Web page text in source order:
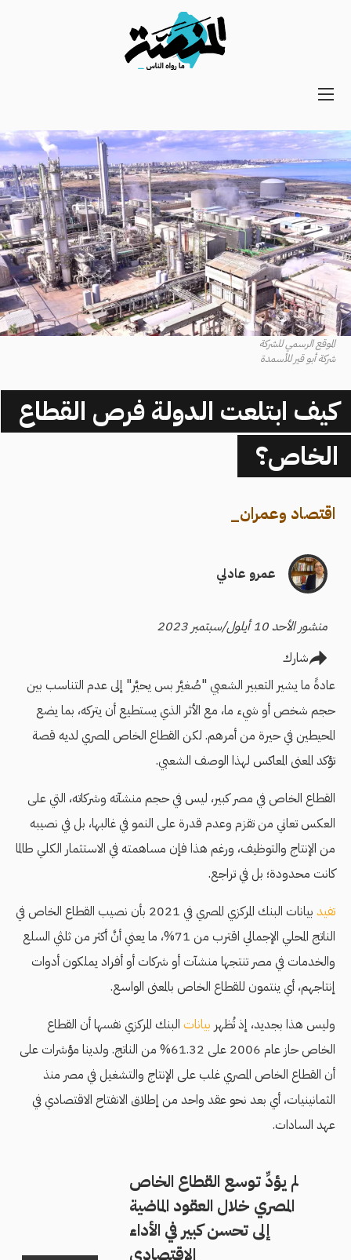
Main
Secondary
Navigation
الموقع الرسمي للشركة
شركة أبو قير للأسمدة
كيف ابتلعت الدولة فرص القطاع
الخاص؟
اقتصاد وعمران_
عمرو عادلي
منشور الأحد 10 أيلول/سبتمبر 2023
شارك
عادةً ما يشير التعبير الشعبي "صُغيَّر بس يحيَّر" إلى عدم التناسب بين
حجم شخص أو شيء ما، مع الأثر الذي يستطيع أن يتركه، بما يضع
المحيطين في حيرة من أمرهم. لكن القطاع الخاص المصري لديه قصة
تؤكد المعنى المعاكس لهذا الوصف الشعبي.
القطاع الخاص في مصر كبير، ليس في حجم منشآته وشركاته، التي على
العكس تعاني من تقزم وعدم قدرة على النمو في غالبها، بل في نصيبه
من الإنتاج والتوظيف، ورغم هذا فإن مساهمته في الاستثمار الكلي طالما
كانت محدودة؛ بل في تراجع.
تفيد
بيانات البنك المركزي المصري في 2021 بأن نصيب القطاع الخاص في
الناتج المحلي الإجمالي اقترب من 71%، ما يعني أنَّ أكثر من ثلثي السلع
والخدمات في مصر تنتجها منشآت أو شركات أو أفراد يملكون أدوات
إنتاجهم، أي ينتمون للقطاع الخاص بالمعنى الواسع.
وليس هذا بجديد، إذ تُظهر بيانات البنك المركزي نفسها أن القطاع
الخاص حاز عام 2006 على 61.32% من الناتج. ولدينا مؤشرات على
أن القطاع الخاص المصري غلب على الإنتاج والتشغيل في مصر منذ
الثمانينيات، أي بعد نحو عقد واحد من إطلاق الانفتاح الاقتصادي في
عهد السادات.
لم يؤدِّ توسع القطاع الخاص
المصري خلال العقود الماضية
إلى تحسن كبير في الأداء
الاقتصادي